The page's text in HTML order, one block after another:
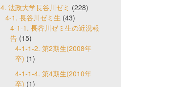
4. 法政大学長谷川ゼミ (228)
4-1. 長谷川ゼミ生 (43)
4-1-1. 長谷川ゼミ生の近況報
告(15)
4-1-1-2. 第2期生(2008年
卒) (1)
4-1-1-4. 第4期生(2010年
卒) (1)